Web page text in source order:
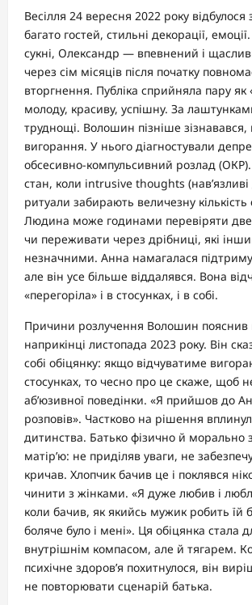
Весілля 24 вересня 2022 року
багато гостей, стильні декорації,
сукні, Олександр — впевнений і
через сім місяців після початку
вторгнення. Публіка сприйняла пару як
молоду, красиву, успішну. За
труднощі. Волошин пізніше зізнавався,
вигорання. У нього діагностували
обсесивно-компульсивний розлад
стан, коли intrusive thoughts (нав’язливі
ритуали забирають величезну кількість
Людина може годинами перевіряти
чи переживати через дрібниці, які
незначними. Анна намагалася
але він усе більше віддалявся. Вона
«перегоріла» і в стосунках, і в собі.
Причини розлучення Волошин пояснив
наприкінці листопада 2023 року. Він
собі обіцянку: якщо відчуватиме
стосунках, то чесно про це скаже, щоб
аб’юзивної поведінки. «Я прийшов до
розповів». Частково на рішення
дитинства. Батько фізично й морально
матір’ю: не приділяв уваги, не
кричав. Хлопчик бачив це і поклявся
чинити з жінками. «Я дуже любив і
коли бачив, як якийсь мужик робить їй
боляче було і мені». Ця обіцянка стала
внутрішнім компасом, але й тягарем.
психічне здоров’я похитнулося, він
не повторювати сценарій батька.